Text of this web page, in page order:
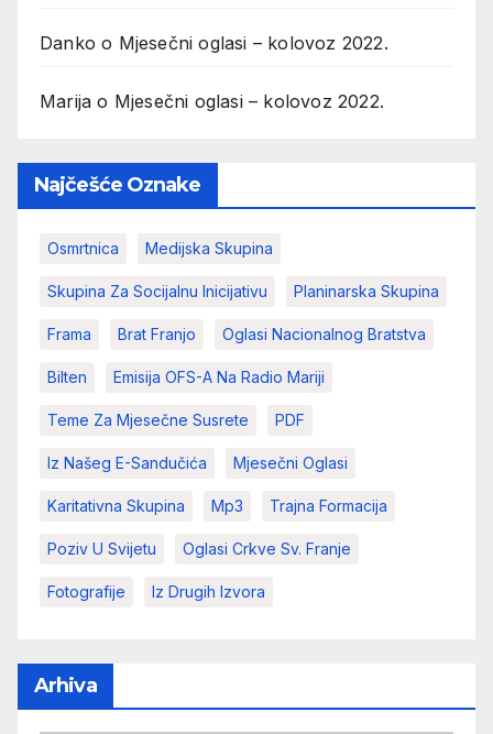
Danko o Mjesečni oglasi – kolovoz 2022.
Marija o Mjesečni oglasi – kolovoz 2022.
Najčešće Oznake
Osmrtnica Medijska Skupina
Skupina Za Socijalnu Inicijativu Planinarska Skupina
Frama Brat Franjo Oglasi Nacionalnog Bratstva
Bilten Emisija OFS-A Na Radio Mariji
Teme Za Mjesečne Susrete PDF
Iz Našeg E-Sandučića Mjesečni Oglasi
Karitativna Skupina Mp3 Trajna Formacija
Poziv U Svijetu Oglasi Crkve Sv. Franje
Fotografije Iz Drugih Izvora
Arhiva